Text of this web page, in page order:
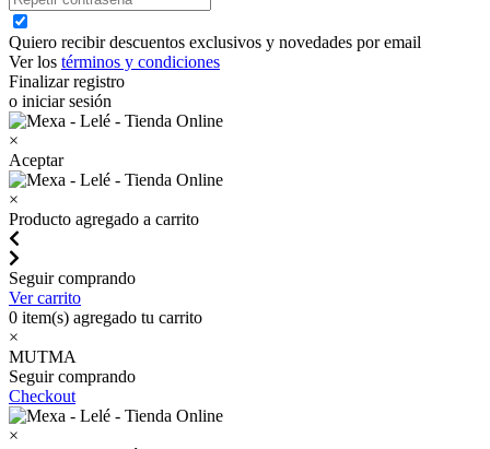
Quiero recibir descuentos exclusivos y novedades por email
Ver los términos y condiciones
Finalizar registro
o iniciar sesión
×
Aceptar
×
Producto agregado a carrito
Seguir comprando
Ver carrito
0 item(s) agregado tu carrito
×
MUTMA
Seguir comprando
Checkout
×